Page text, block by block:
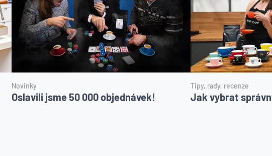
Novinky
Oslavili jsme 50 000 objednávek!
Tipy, rady, recenze
Jak vybrat